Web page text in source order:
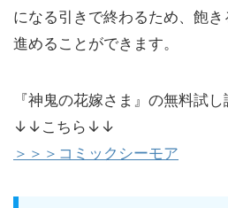
になる引きで終わるため、飽
進めることができます。
『神鬼の花嫁さま』の無料試
↓↓こちら↓↓
＞＞＞コミックシーモア